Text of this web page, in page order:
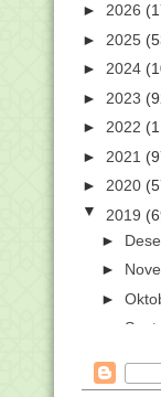
► 2026
► 2025
► 2024
► 2023
► 2022
► 2021
► 2020
▼ 2019
►
►
►
►Juli